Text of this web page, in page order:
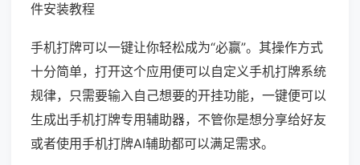
件安装教程
手机打牌可以一键让你轻松成为“必赢”。其操作方式
十分简单，打开这个应用便可以自定义手机打牌系统
规律，只需要输入自己想要的开挂功能，一键便可以
生成出手机打牌专用辅助器，不管你是想分享给好友
或者使用手机打牌AI辅助都可以满足需求。